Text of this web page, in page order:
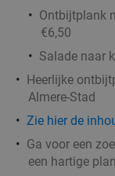
Ontbijtplank
€6,50
Salade naar
Heerlijke
Almere-Stad
Zie hier de
Ga voor een
een hartige